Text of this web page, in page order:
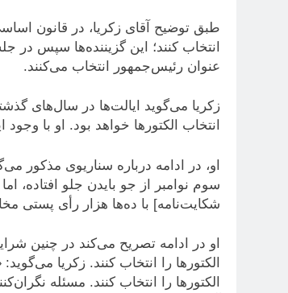
طبق توضیح آقای زکریا، در قانون
انتخاب کنند؛ این گزیننده‌ها سپس در
عنوان رئیس‌جمهور انتخاب می‌کنند.
زکریا می‌گوید ایالت‌ها در سال‌های
انتخاب الکتورها خواهد بود. او با
او، در ادامه درباره سناریوی مذکور
سوم نوامبر از جو بایدن جلو افتاده،
شکایت‌نامه] با ده‌ها هزار رأی پستی
او در ادامه تصریح می‌کند در چنین
الکتورها را انتخاب کنند. زکریا